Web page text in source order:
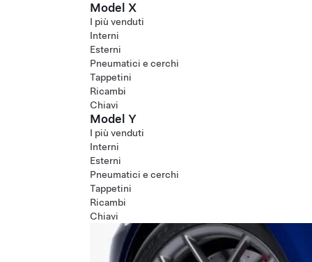
Model X
I più venduti
Interni
Esterni
Pneumatici e cerchi
Tappetini
Ricambi
Chiavi
Model Y
I più venduti
Interni
Esterni
Pneumatici e cerchi
Tappetini
Ricambi
Chiavi